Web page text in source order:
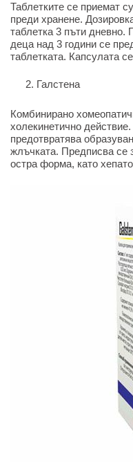
Таблетките се приемат
преди хранене.
таблетка 3 пъти
деца над 3 години се
таблетката. Капсулата
Галстена
Комбинирано
холекинетично
предотвратява
жлъчката. Предписва се
остра форма, като